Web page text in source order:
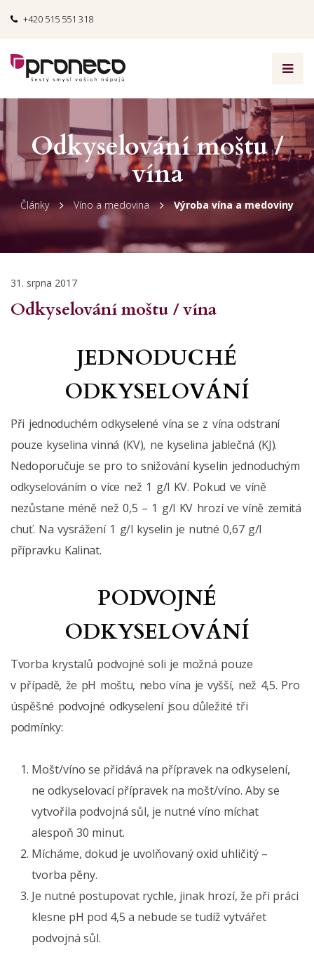
+420 515 551 318
Odkyselování moštu /
vína
Články Víno a medovina Výroba vína a medoviny
31. srpna 2017
Odkyselování moštu / vína
JEDNODUCHÉ
ODKYSELOVÁNÍ
Při jednoduchém odkyselené vína se z vína odstraní
pouze kyselina vinná (KV), ne kyselina jablečná (KJ).
Nedoporučuje se pro to snižování kyselin jednoduchým
odkyselováním o více než 1 g/l KV. Pokud ve víně
nezůstane méně než 0,5 – 1 g/l KV hrozí ve víně zemitá
chuť. Na vysrážení 1 g/l kyselin je nutné 0,67 g/l
přípravku Kalinat.
PODVOJNÉ
ODKYSELOVÁNÍ
Tvorba krystalů podvojné soli je možná pouze
v případě, že pH moštu, nebo vína je vyšší, než 4,5. Pro
úspěšné podvojné odkyselení jsou důležité tři
podmínky:
Mošt/víno se přidává na přípravek na odkyselení,
ne odkyselovací přípravek na mošt/víno. Aby se
vytvořila podvojná sůl, je nutné víno míchat
alespoň 30 minut.
Mícháme, dokud je uvolňovaný oxid uhličitý –
tvorba pěny.
Je nutné postupovat rychle, jinak hrozí, že při práci
klesne pH pod 4,5 a nebude se tudíž vytvářet
podvojná sůl.